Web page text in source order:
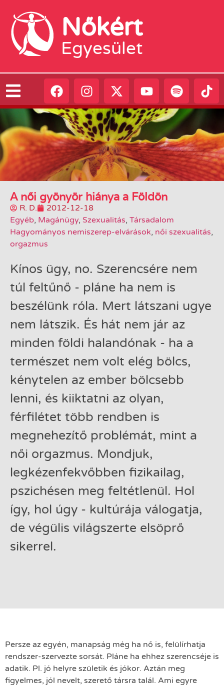
Nőkért
Egyesület
A női gyönyör hiánya a Földön
R. D.
2012-12-18
Egyéb, Magánügy, Szexualitás, Társadalom
Hagyományos nemiszerep-elvárások, női szexualitás,
orgazmus
Kínos ügy, no. Szerencsére nem
túl feltűnő - pláne ha nem is
beszélünk róla. Mert látszani ugye
nem látszik. És hát nem jár az
minden földi halandónak - ha a
természet nem volt elég bölcs,
kénytelen az ember bölcsebb
lenni, és kiiktatni az olyan,
férfilétet több rendben is
megnehezítő problémát, mint a
női orgazmus. Mondjuk,
legkézenfekvőbben fizikailag,
pszichésen meg feltétlenül. Hol
így, hol úgy - kultúrája válogatja,
de végülis világszerte elsöprő
sikerrel.
Persze az egyén, manapság még ha nő is, felülírhatja
rendszer-szervezte sorsát. Pláne ha ehhez szerencséje is
adatik. Pl. jó helyre születik és jókor. Aztán meg
figyelmes, jól nevelt, szerető társra talál. Ami egyre